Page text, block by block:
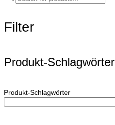
search
Filter
Produkt-Schlagwörter
Produkt-Schlagwörter